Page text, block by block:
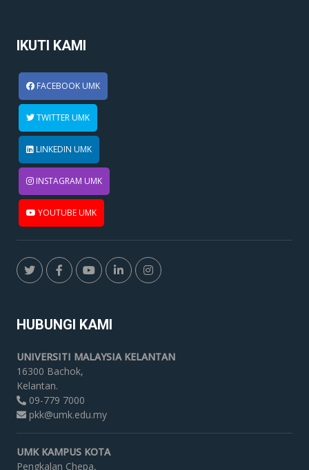
IKUTI KAMI
FACEBOOK UMK
TWITTER UMK
LINKEDIN UMK
INSTAGRAM UMK
YOUTUBE UMK
HUBUNGI KAMI
UNIVERSITI MALAYSIA KELANTAN
16300 Bachok,
Kelantan.
09-779 7000
pkk@umk.edu.my
UMK KAMPUS KOTA
Pengkalan Chepa,